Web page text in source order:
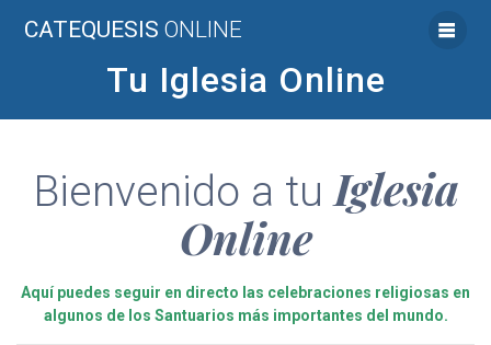
CATEQUESIS ONLINE
Tu Iglesia Online
Bienvenido a tuIglesia
Online
Aquí puedes seguir en directo las celebraciones religiosas en
algunos de los Santuarios más importantes del mundo.